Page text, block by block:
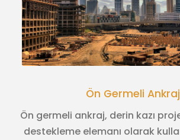
Ön Germeli Ankraj
Ön germeli ankraj, derin kazı
destekleme elemanı olarak